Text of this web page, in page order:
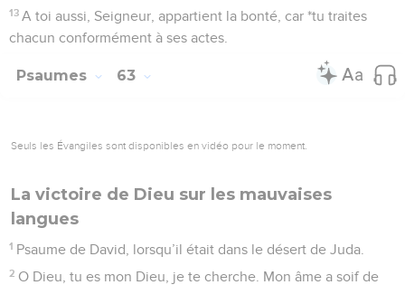
13 A toi aussi, Seigneur, appartient la bonté, car *tu traites
chacun conformément à ses actes.
Psaumes 63
Seuls les Évangiles sont disponibles en vidéo pour le moment.
La victoire de Dieu sur les mauvaises
langues
1 Psaume de David, lorsqu’il était dans le désert de Juda.
2 O Dieu, tu es mon Dieu, je te cherche. Mon âme a soif de